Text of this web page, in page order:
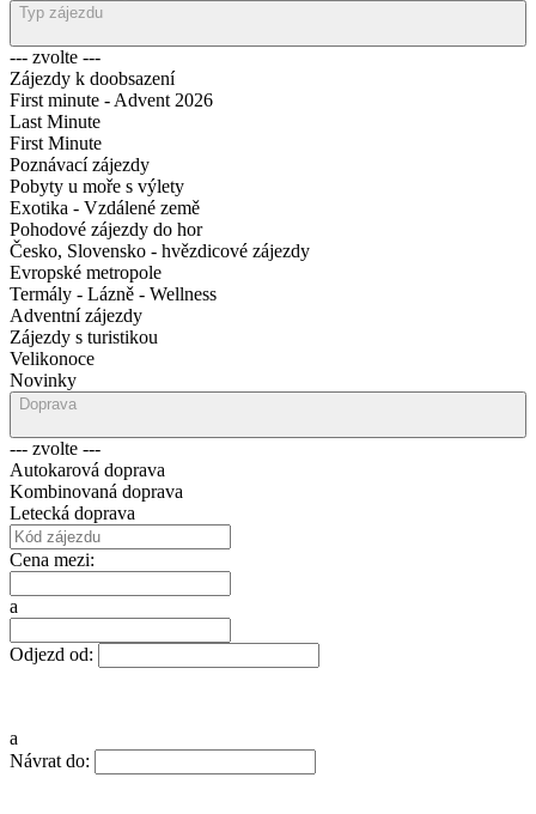
Typ zájezdu
--- zvolte ---
Zájezdy k doobsazení
First minute - Advent 2026
Last Minute
First Minute
Poznávací zájezdy
Pobyty u moře s výlety
Exotika - Vzdálené země
Pohodové zájezdy do hor
Česko, Slovensko - hvězdicové zájezdy
Evropské metropole
Termály - Lázně - Wellness
Adventní zájezdy
Zájezdy s turistikou
Velikonoce
Novinky
Doprava
--- zvolte ---
Autokarová doprava
Kombinovaná doprava
Letecká doprava
Cena mezi:
a
Odjezd od:
a
Návrat do: